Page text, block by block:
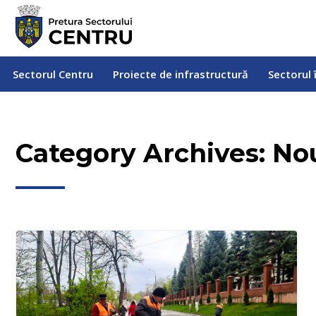
Sectorul Centru Proiecte de infrastructură Sectorul
Category Archives:
Sectorul Centru Proiecte de infrastructură